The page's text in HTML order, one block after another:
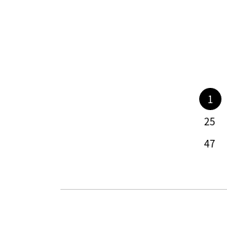
1
25
47